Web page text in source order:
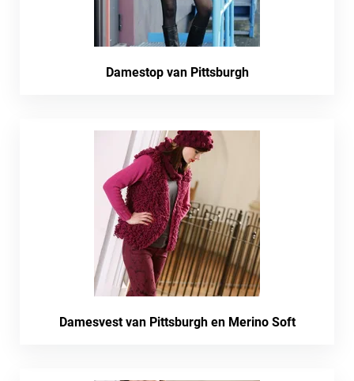
Damestop van Pittsburgh
Damesvest van Pittsburgh en Merino Soft